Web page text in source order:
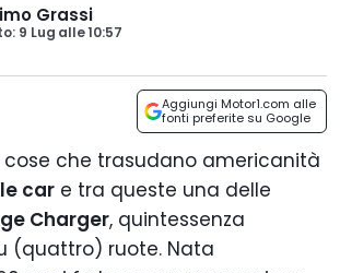
Grassi
9 Lug alle10:57
Aggiungi Motor1.com alle
fonti preferite su Google
cose che trasudano americanità
car e tra queste una delle
Charger, quintessenza
(quattro) ruote. Nata